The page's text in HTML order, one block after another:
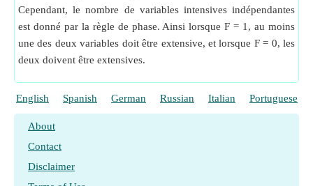
Cependant, le nombre de variables intensives indépendantes
est donné par la règle de phase. Ainsi lorsque F = 1, au moins
une des deux variables doit être extensive, et lorsque F = 0, les
deux doivent être extensives.
English Spanish German Russian Italian Portuguese
About
Contact
Disclaimer